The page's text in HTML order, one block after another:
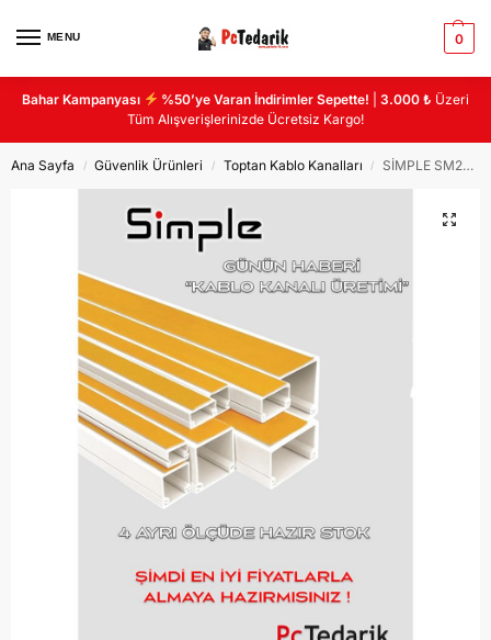
MENU 0
Bahar Kampanyası %50’ye Varan İndirimler Sepette! |3.000 ₺ Üzeri
Tüm Alışverişlerinizde Ücretsiz Kargo!
Ana Sayfa / Güvenlik Ürünleri / Toptan Kablo Kanalları / SİMPLE SM2525 2MT 25X25 YAPIŞKANLI KABLO KANALI (K25)